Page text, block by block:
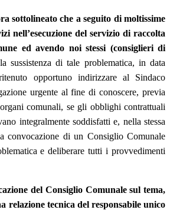
sottolineato che a seguito di moltissime
nell’esecuzione del servizio di raccolta
ed avendo noi stessi (consiglieri di
sussistenza di tale problematica, in data
opportuno indirizzare al Sindaco
urgente al fine di conoscere, previa
comunali, se gli obblighi contrattuali
integralmente soddisfatti e, nella stessa
convocazione di un Consiglio Comunale
e deliberare tutti i provvedimenti
del Consiglio Comunale sul tema,
relazione tecnica del responsabile unico